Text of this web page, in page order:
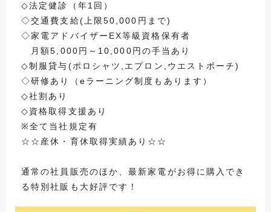
◇法定健診（年1回）
◇交通費支給(上限50,000円まで)
◇家電アドバイザーEX等級資格保有者
月額5,000円～10,000円の手当あり
◇制服貸与(ポロシャツ,エプロン,ウエストポーチ)
◇研修あり（eラーニング制度もあります）
◇社割あり
◇資格取得支援あり
※全て当社規定有
☆☆産休・育休取得実績あり☆☆
通常の社員販売のほか、最新家電がお得に購入でき
る特別社販も大好評です！